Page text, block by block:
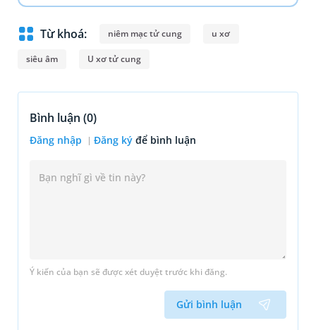
Từ khoá: niêm mạc tử cung u xơ
siêu âm U xơ tử cung
Bình luận (0)
Đăng nhập Đăng ký để bình luận
Ý kiến của bạn sẽ được xét duyệt trước khi đăng.
Gửi bình luận